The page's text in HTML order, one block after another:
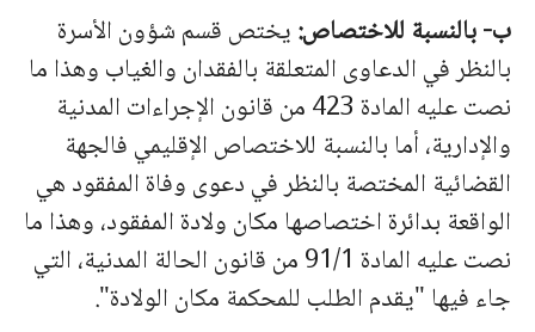
ب‌- بالنسبة للاختصاص:يختص قسم شؤون الأسرة
بالنظر في الدعاوى المتعلقة بالفقدان والغياب وهذا ما
نصت عليه المادة 423 من قانون الإجراءات المدنية
والإدارية، أما بالنسبة للاختصاص الإقليمي فالجهة
القضائية المختصة بالنظر في دعوى وفاة المفقود هي
الواقعة بدائرة اختصاصها مكان ولادة المفقود، وهذا ما
نصت عليه المادة 91/1 من قانون الحالة المدنية، التي
جاء فيها "يقدم الطلب للمحكمة مكان الولادة".